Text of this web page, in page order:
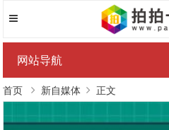
网站导航
首页 新自媒体 正文